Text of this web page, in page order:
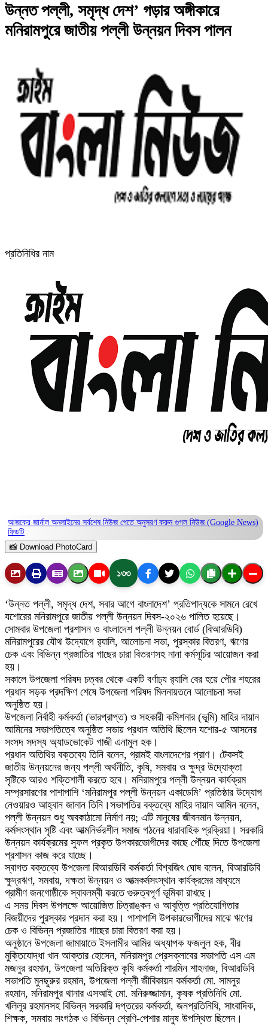
উন্নত পল্লী, সমৃদ্ধ দেশ’ গড়ার অঙ্গীকারে
মনিরামপুরে জাতীয় পল্লী উন্নয়ন দিবস পালন
প্রতিনিধির নাম
আজকের জার্নাল অনলাইনের সর্বশেষ নিউজ পেতে অনুসরণ করুন গুগল নিউজ (Google News)
ফিডটি
📸 Download PhotoCard
১৩৩
‘উন্নত পল্লী, সমৃদ্ধ দেশ, সবার আগে বাংলাদেশ’ প্রতিপাদ্যকে সামনে রেখে
যশোরের মনিরামপুরে জাতীয় পল্লী উন্নয়ন দিবস-২০২৬ পালিত হয়েছে।
সোমবার উপজেলা প্রশাসন ও বাংলাদেশ পল্লী উন্নয়ন বোর্ড (বিআরডিবি)
মনিরামপুরের যৌথ উদ্যোগে র‌্যালি, আলোচনা সভা, পুরস্কার বিতরণ, ঋণের
চেক এবং বিভিন্ন প্রজাতির গাছের চারা বিতরণসহ নানা কর্মসূচির আয়োজন করা
হয়।
সকালে উপজেলা পরিষদ চত্বর থেকে একটি বর্ণাঢ্য র‌্যালি বের হয়ে পৌর শহরের
প্রধান সড়ক প্রদক্ষিণ শেষে উপজেলা পরিষদ মিলনায়তনে আলোচনা সভা
অনুষ্ঠিত হয়।
উপজেলা নির্বাহী কর্মকর্তা (ভারপ্রাপ্ত) ও সহকারী কমিশনার (ভূমি) মাহির দায়ান
আমিনের সভাপতিত্বে অনুষ্ঠিত সভায় প্রধান অতিথি ছিলেন যশোর-৫ আসনের
সংসদ সদস্য অ্যাডভোকেট গাজী এনামুল হক।
প্রধান অতিথির বক্তব্যে তিনি বলেন, গ্রামই বাংলাদেশের প্রাণ। টেকসই
জাতীয় উন্নয়নের জন্য পল্লী অর্থনীতি, কৃষি, সমবায় ও ক্ষুদ্র উদ্যোক্তা
সৃষ্টিকে আরও শক্তিশালী করতে হবে। মনিরামপুরে পল্লী উন্নয়ন কার্যক্রম
সম্প্রসারণের পাশাপাশি ‘মনিরামপুর পল্লী উন্নয়ন একাডেমি’ প্রতিষ্ঠার উদ্যোগ
নেওয়ারও আহ্বান জানান তিনি।সভাপতির বক্তব্যে মাহির দায়ান আমিন বলেন,
পল্লী উন্নয়ন শুধু অবকাঠামো নির্মাণ নয়; এটি মানুষের জীবনমান উন্নয়ন,
কর্মসংস্থান সৃষ্টি এবং আত্মনির্ভরশীল সমাজ গঠনের ধারাবাহিক প্রক্রিয়া। সরকারি
উন্নয়ন কার্যক্রমের সুফল প্রকৃত উপকারভোগীদের কাছে পৌঁছে দিতে উপজেলা
প্রশাসন কাজ করে যাচ্ছে।
স্বাগত বক্তব্যে উপজেলা বিআরডিবি কর্মকর্তা বিশ্বজিৎ ঘোষ বলেন, বিআরডিবি
ক্ষুদ্রঋণ, সমবায়, দক্ষতা উন্নয়ন ও আত্মকর্মসংস্থান কার্যক্রমের মাধ্যমে
গ্রামীণ জনগোষ্ঠীকে স্বাবলম্বী করতে গুরুত্বপূর্ণ ভূমিকা রাখছে।
এ সময় দিবস উপলক্ষে আয়োজিত চিত্রাঙ্কন ও আবৃত্তি প্রতিযোগিতার
বিজয়ীদের পুরস্কার প্রদান করা হয়। পাশাপাশি উপকারভোগীদের মাঝে ঋণের
চেক ও বিভিন্ন প্রজাতির গাছের চারা বিতরণ করা হয়।
অনুষ্ঠানে উপজেলা জামায়াতে ইসলামীর আমির অধ্যাপক ফজলুল হক, বীর
মুক্তিযোদ্ধা খান আক্তার হোসেন, মনিরামপুর প্রেসক্লাবের সভাপতি এস এম
মজনুর রহমান, উপজেলা অতিরিক্ত কৃষি কর্মকর্তা শারমিন শাহনাজ, বিআরডিবি
সভাপতি মুনছুরুর রহমান, উপজেলা পল্লী জীবিকায়ন কর্মকর্তা মো. সামনুর
রহমান, মনিরামপুর থানার এসআই মো. মনিরুজ্জামান, কৃষক প্রতিনিধি মো.
খলিলুর রহমানসহ বিভিন্ন সরকারি দপ্তরের কর্মকর্তা, জনপ্রতিনিধি, সাংবাদিক,
শিক্ষক, সমবায় সংগঠক ও বিভিন্ন শ্রেণি-পেশার মানুষ উপস্থিত ছিলেন।